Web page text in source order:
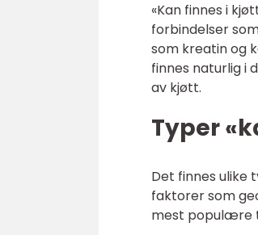
«Kan finnes i
forbindelser
som kreatin og
finnes naturlig i
av kjøtt.
Typer
Det finnes ulike
faktorer som
mest populære